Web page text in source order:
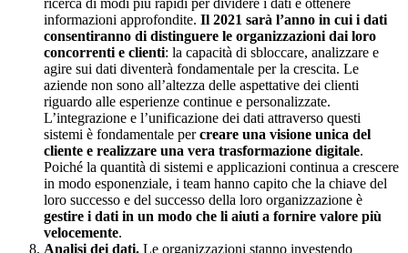
informazioni approfondite. Il 2021 sarà l’anno in cui i dati
consentiranno di distinguere le organizzazioni dai loro
concorrenti e clienti: la capacità di sbloccare, analizzare e
agire sui dati diventerà fondamentale per la crescita. Le
aziende non sono all’altezza delle aspettative dei clienti
riguardo alle esperienze continue e personalizzate.
L’integrazione e l’unificazione dei dati attraverso questi
sistemi è fondamentale percreare una visione unica del
cliente e realizzare una vera trasformazione digitale.
Poiché la quantità di sistemi e applicazioni continua a crescere
in modo esponenziale, i team hanno capito che la chiave del
loro successo e del successo della loro organizzazione è
gestire i dati in un modo che li aiuti a fornire valore più
velocemente.
Analisi dei dati. Le organizzazioni stanno investendo